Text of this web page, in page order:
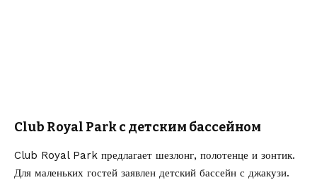
Club Royal Park с детским бассейном
Club Royal Park предлагает шезлонг, полотенце и зонтик.
Для маленьких гостей заявлен детский бассейн с джакузи.